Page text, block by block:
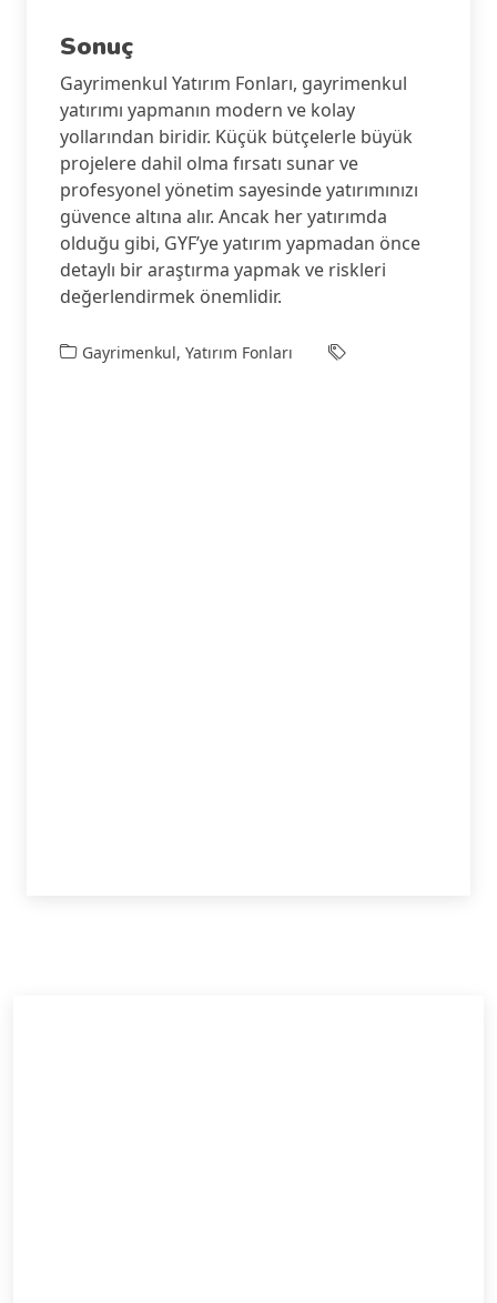
Sonuç
Gayrimenkul Yatırım Fonları, gayrimenkul
yatırımı yapmanın modern ve kolay
yollarından biridir. Küçük bütçelerle büyük
projelere dahil olma fırsatı sunar ve
profesyonel yönetim sayesinde yatırımınızı
güvence altına alır. Ancak her yatırımda
olduğu gibi, GYF’ye yatırım yapmadan önce
detaylı bir araştırma yapmak ve riskleri
değerlendirmek önemlidir.
Gayrimenkul, Yatırım Fonları